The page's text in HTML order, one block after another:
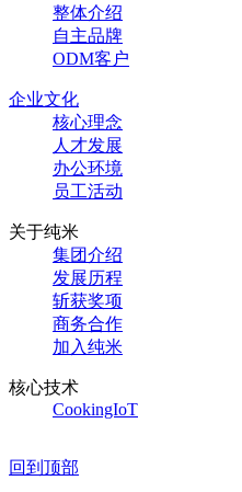
整体介绍
自主品牌
ODM客户
企业文化
核心理念
人才发展
办公环境
员工活动
关于纯米
集团介绍
发展历程
斩获奖项
商务合作
加入纯米
核心技术
CookingIoT
回到顶部